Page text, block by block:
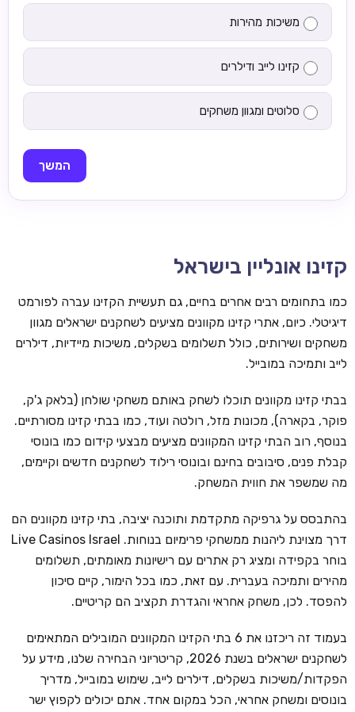
משיכות מהירות
קזינו לייב ודילרים
סלוטים ומגוון משחקים
המשך
קזינו אונליין בישראל
כמו בתחומים רבים אחרים בחיים, גם תעשיית הקזינו עברה לפורמט
דיגיטלי. כיום, אתרי קזינו מקוונים מציעים לשחקנים ישראלים מגוון
משחקים ושירותים, כולל תשלומים בשקלים, משיכות מיידיות, דילרים
לייב ותמיכה במובייל.
בבתי קזינו מקוונים תוכלו לשחק באותם משחקי שולחן (בלאק ג'ק,
פוקר, בקארה), מכונות מזל, רולטה ועוד, כמו בבתי קזינו מסורתיים.
בנוסף, רוב הבתי קזינו המקוונים מציעים מבצעי קידום כמו בונוסי
קבלת פנים, סיבובים בחינם ובונוסי רילוד לשחקנים חדשים וקיימים,
מה שמשפר את חווית המשחק.
בהתבסס על גרפיקה מתקדמת ותוכנה יציבה, בתי קזינו מקוונים הם
דרך מצוינת ליהנות ממשחקי פרימיום בנוחות. Live Casinos Israel
בוחר בקפידה ומציג רק אתרים עם רישיונות מאומתים, תשלומים
מהירים ותמיכה בעברית. עם זאת, כמו בכל הימור, קיים סיכון
להפסד. לכן, משחק אחראי והגדרת תקציב הם קריטיים.
בעמוד זה ריכזנו את 6 בתי הקזינו המקוונים המובילים המתאימים
לשחקנים ישראלים בשנת 2026, קריטריוני הבחירה שלנו, מידע על
הפקדות/משיכות בשקלים, דילרים לייב, שימוש במובייל, מדריך
בונוסים ומשחק אחראי, הכל במקום אחד. אתם יכולים לקפוץ ישר